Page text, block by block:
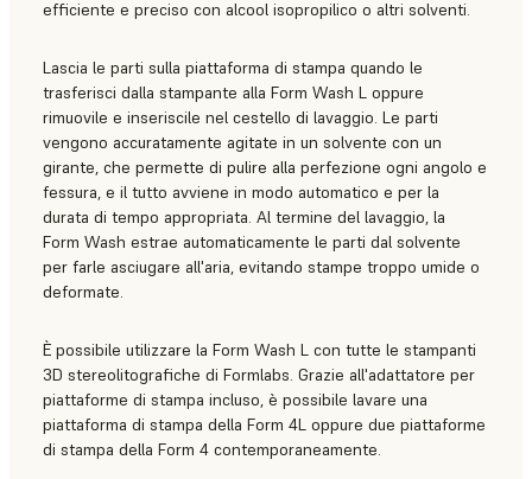
efficiente e preciso con alcool isopropilico o altri solventi.
Lascia le parti sulla piattaforma di stampa quando le
trasferisci dalla stampante alla Form Wash L oppure
rimuovile e inseriscile nel cestello di lavaggio. Le parti
vengono accuratamente agitate in un solvente con un
girante, che permette di pulire alla perfezione ogni angolo e
fessura, e il tutto avviene in modo automatico e per la
durata di tempo appropriata. Al termine del lavaggio, la
Form Wash estrae automaticamente le parti dal solvente
per farle asciugare all'aria, evitando stampe troppo umide o
deformate.
È possibile utilizzare la Form Wash L con tutte le stampanti
3D stereolitografiche di Formlabs. Grazie all'adattatore per
piattaforme di stampa incluso, è possibile lavare una
piattaforma di stampa della Form 4L oppure due piattaforme
di stampa della Form 4 contemporaneamente.